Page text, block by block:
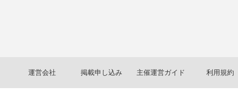
運営会社 掲載申し込み 主催運営ガイド 利用規約